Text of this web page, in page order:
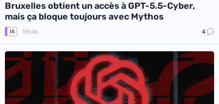
Bruxelles obtient un accès à GPT-5.5-Cyber,
mais ça bloque toujours avec Mythos
IA 15h46 4